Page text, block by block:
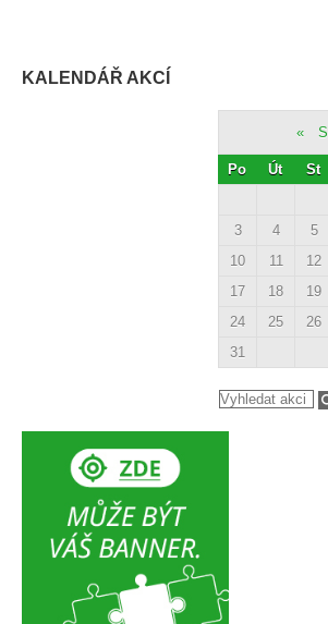
KALENDÁŘ AKCÍ
«
Po Út St
3
4 5
10
11 12
17
18 19
24
25 26
31